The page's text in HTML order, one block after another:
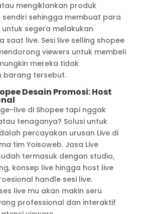
mengiklankan produk
sehingga membuat para
segera melakukan
saat live. Sesi live selling shopee
viewers untuk membeli
mereka tidak
barang tersebut.
Desain Promosi: Host
live di Shopee tapi nggak
tenaganya? Solusi untuk
percayakan urusan Live di
tim Yoisoweb. Jasa Live
termasuk dengan studio,
konsep live hingga host live
handle sesi live.
live mu akan makin seru
professional dan interaktif